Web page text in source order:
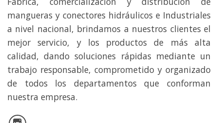
mangueras y conectores hidráulicos e Industriales
a nivel nacional, brindamos a nuestros clientes el
mejor servicio, y los productos de más alta
calidad, dando soluciones rápidas mediante un
trabajo responsable, comprometido y organizado
de todos los departamentos que conforman
nuestra empresa.